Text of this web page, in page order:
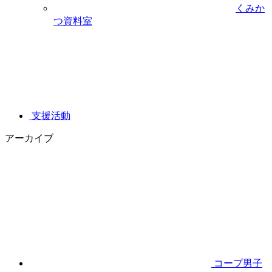
くみか
つ資料室
支援活動
アーカイブ
コープ男子